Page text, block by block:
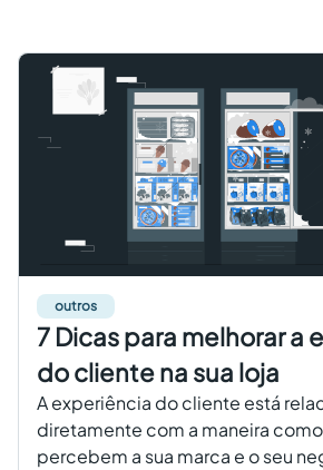
outros
7 Dicas para melhorar a
do cliente na sua loja
A experiência do cliente está
diretamente com a maneira
percebem a sua marca e o seu